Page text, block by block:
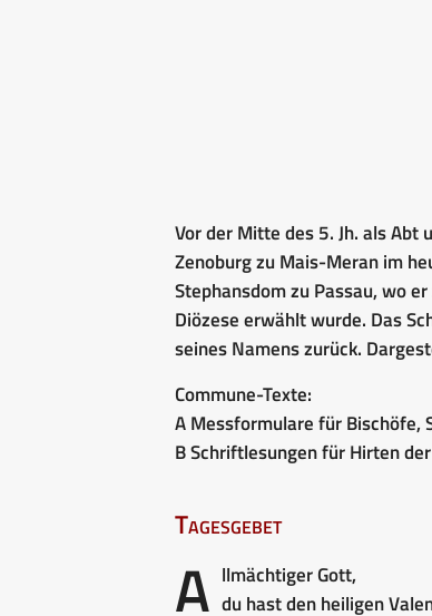
Vor der Mitte des 5. Jh. als
Zenoburg zu Mais-Meran im
Stephansdom zu Passau, wo
Diözese erwählt wurde. Das
seines Namens zurück.
Commune-Texte:
A Messformulare für Bischöfe,
B Schriftlesungen für Hirten
Tagesgebet
A llmächtiger Gott,
du hast den heiligen